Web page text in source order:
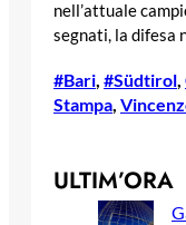
nell’attuale
segnati, la difesa
#Bari, #Südtirol,
Stampa,
ULTIM’ORA